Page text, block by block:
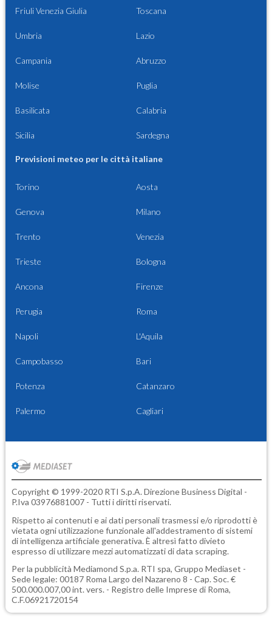
Friuli Venezia Giulia Toscana
Umbria Lazio
Campania Abruzzo
Molise Puglia
Basilicata Calabria
Sicilia Sardegna
Previsioni meteo per le città italiane
Torino Aosta
Genova Milano
Trento Venezia
Trieste Bologna
Ancona Firenze
Perugia Roma
Napoli L'Aquila
Campobasso Bari
Potenza Catanzaro
Palermo Cagliari
Copyright © 1999-2020 RTI S.p.A. Direzione Business Digital -
P.Iva 03976881007 - Tutti i diritti riservati.
Rispetto ai contenuti e ai dati personali trasmessi e/o riprodotti è
vietata ogni utilizzazione funzionale all'addestramento di sistemi
di intelligenza artificiale generativa. È altresì fatto divieto
espresso di utilizzare mezzi automatizzati di data scraping.
Per la pubblicità Mediamond S.p.a. RTI spa, Gruppo Mediaset -
Sede legale: 00187 Roma Largo del Nazareno 8 - Cap. Soc. €
500.000.007,00 int. vers. - Registro delle Imprese di Roma,
C.F.06921720154